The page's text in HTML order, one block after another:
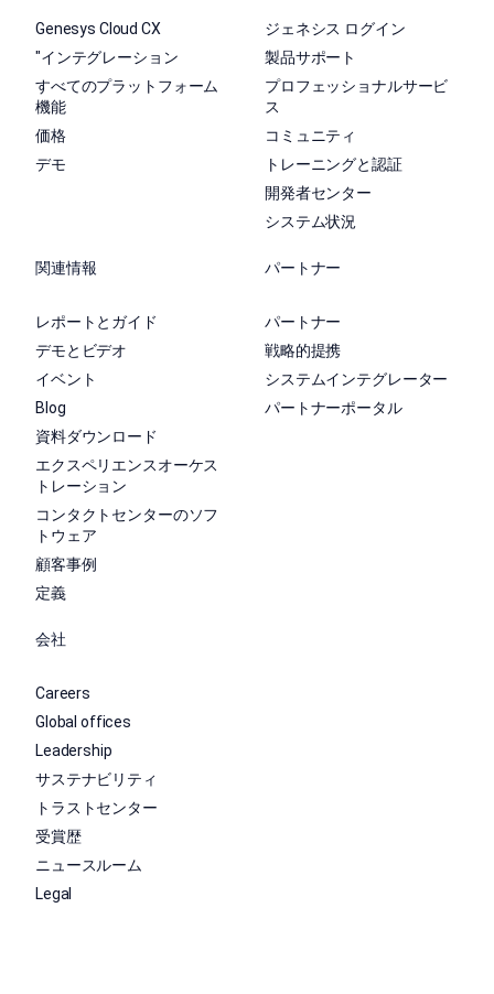
Genesys Cloud CX
"インテグレーション
すべてのプラットフォーム
機能
価格
デモ
ジェネシス ログイン
製品サポート
プロフェッショナルサービ
ス
コミュニティ
トレーニングと認証
開発者センター
システム状況
関連情報
レポートとガイド
デモとビデオ
イベント
Blog
資料ダウンロード
エクスペリエンスオーケス
トレーション
コンタクトセンターのソフ
トウェア
顧客事例
定義
パートナー
パートナー
戦略的提携
システムインテグレーター
パートナーポータル
会社
Careers
Global offices
Leadership
サステナビリティ
トラストセンター
受賞歴
ニュースルーム
Legal